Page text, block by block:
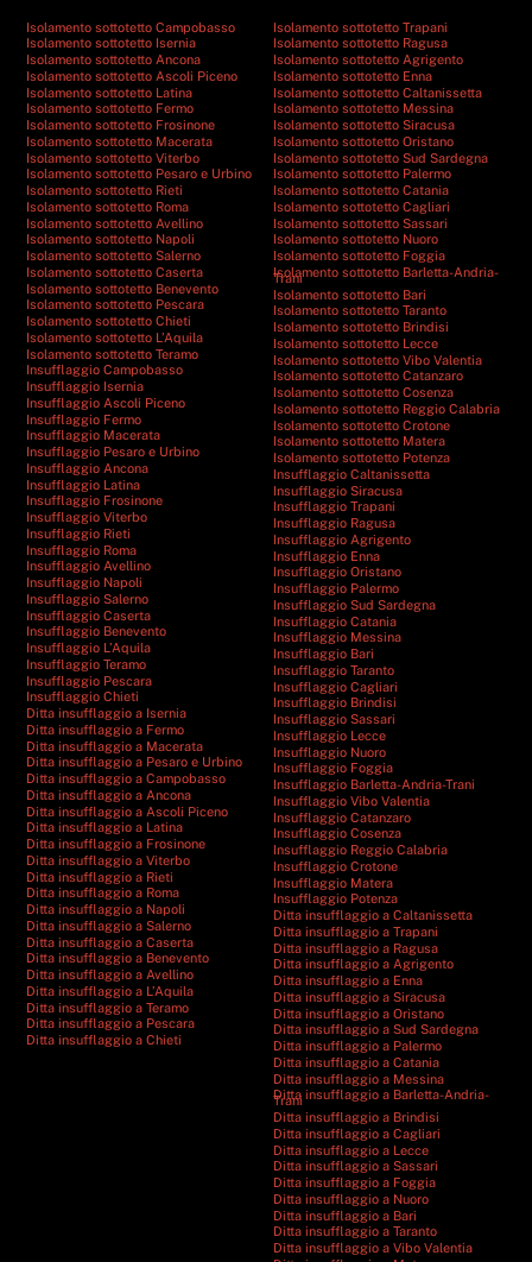
Isolamento sottotetto Campobasso
Isolamento sottotetto Isernia
Isolamento sottotetto Ancona
Isolamento sottotetto Ascoli Piceno
Isolamento sottotetto Latina
Isolamento sottotetto Fermo
Isolamento sottotetto Frosinone
Isolamento sottotetto Macerata
Isolamento sottotetto Viterbo
Isolamento sottotetto Pesaro e Urbino
Isolamento sottotetto Rieti
Isolamento sottotetto Roma
Isolamento sottotetto Avellino
Isolamento sottotetto Napoli
Isolamento sottotetto Salerno
Isolamento sottotetto Caserta
Isolamento sottotetto Benevento
Isolamento sottotetto Pescara
Isolamento sottotetto Chieti
Isolamento sottotetto L’Aquila
Isolamento sottotetto Teramo
Insufflaggio Campobasso
Insufflaggio Isernia
Insufflaggio Ascoli Piceno
Insufflaggio Fermo
Insufflaggio Macerata
Insufflaggio Pesaro e Urbino
Insufflaggio Ancona
Insufflaggio Latina
Insufflaggio Frosinone
Insufflaggio Viterbo
Insufflaggio Rieti
Insufflaggio Roma
Insufflaggio Avellino
Insufflaggio Napoli
Insufflaggio Salerno
Insufflaggio Caserta
Insufflaggio Benevento
Insufflaggio L’Aquila
Insufflaggio Teramo
Insufflaggio Pescara
Insufflaggio Chieti
Ditta insufflaggio a Isernia
Ditta insufflaggio a Fermo
Ditta insufflaggio a Macerata
Ditta insufflaggio a Pesaro e Urbino
Ditta insufflaggio a Campobasso
Ditta insufflaggio a Ancona
Ditta insufflaggio a Ascoli Piceno
Ditta insufflaggio a Latina
Ditta insufflaggio a Frosinone
Ditta insufflaggio a Viterbo
Ditta insufflaggio a Rieti
Ditta insufflaggio a Roma
Ditta insufflaggio a Napoli
Ditta insufflaggio a Salerno
Ditta insufflaggio a Caserta
Ditta insufflaggio a Benevento
Ditta insufflaggio a Avellino
Ditta insufflaggio a L’Aquila
Ditta insufflaggio a Teramo
Ditta insufflaggio a Pescara
Ditta insufflaggio a Chieti
Isolamento sottotetto Trapani
Isolamento sottotetto Ragusa
Isolamento sottotetto Agrigento
Isolamento sottotetto Enna
Isolamento sottotetto Caltanissetta
Isolamento sottotetto Messina
Isolamento sottotetto Siracusa
Isolamento sottotetto Oristano
Isolamento sottotetto Sud Sardegna
Isolamento sottotetto Palermo
Isolamento sottotetto Catania
Isolamento sottotetto Cagliari
Isolamento sottotetto Sassari
Isolamento sottotetto Nuoro
Isolamento sottotetto Foggia
Isolamento sottotetto Barletta-Andria-
Trani
Isolamento sottotetto Bari
Isolamento sottotetto Taranto
Isolamento sottotetto Brindisi
Isolamento sottotetto Lecce
Isolamento sottotetto Vibo Valentia
Isolamento sottotetto Catanzaro
Isolamento sottotetto Cosenza
Isolamento sottotetto Reggio Calabria
Isolamento sottotetto Crotone
Isolamento sottotetto Matera
Isolamento sottotetto Potenza
Insufflaggio Caltanissetta
Insufflaggio Siracusa
Insufflaggio Trapani
Insufflaggio Ragusa
Insufflaggio Agrigento
Insufflaggio Enna
Insufflaggio Oristano
Insufflaggio Palermo
Insufflaggio Sud Sardegna
Insufflaggio Catania
Insufflaggio Messina
Insufflaggio Bari
Insufflaggio Taranto
Insufflaggio Cagliari
Insufflaggio Brindisi
Insufflaggio Sassari
Insufflaggio Lecce
Insufflaggio Nuoro
Insufflaggio Foggia
Insufflaggio Barletta-Andria-Trani
Insufflaggio Vibo Valentia
Insufflaggio Catanzaro
Insufflaggio Cosenza
Insufflaggio Reggio Calabria
Insufflaggio Crotone
Insufflaggio Matera
Insufflaggio Potenza
Ditta insufflaggio a Caltanissetta
Ditta insufflaggio a Trapani
Ditta insufflaggio a Ragusa
Ditta insufflaggio a Agrigento
Ditta insufflaggio a Enna
Ditta insufflaggio a Siracusa
Ditta insufflaggio a Oristano
Ditta insufflaggio a Sud Sardegna
Ditta insufflaggio a Palermo
Ditta insufflaggio a Catania
Ditta insufflaggio a Messina
Ditta insufflaggio a Barletta-Andria-
Trani
Ditta insufflaggio a Brindisi
Ditta insufflaggio a Cagliari
Ditta insufflaggio a Lecce
Ditta insufflaggio a Sassari
Ditta insufflaggio a Foggia
Ditta insufflaggio a Nuoro
Ditta insufflaggio a Bari
Ditta insufflaggio a Taranto
Ditta insufflaggio a Vibo Valentia